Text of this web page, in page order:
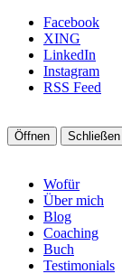
Facebook
XING
LinkedIn
Instagram
RSS Feed
Öffnen Schließen
Wofür
Über mich
Blog
Coaching
Buch
Testimonials